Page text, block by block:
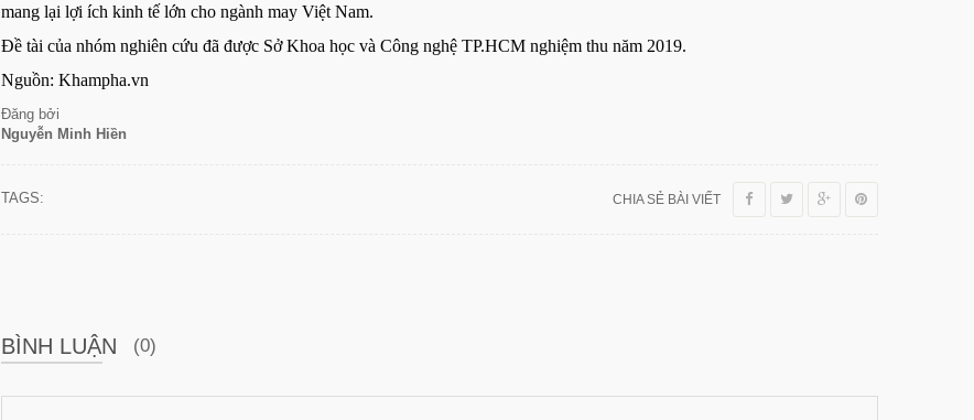
mang lại lợi ích kinh tế lớn cho ngành may Việt Nam.
Đề tài của nhóm nghiên cứu đã được Sở Khoa học và Công nghệ TP.HCM nghiệm thu năm 2019.
Nguồn: Khampha.vn
Đăng bởi
Nguyễn Minh Hiền
TAGS: CHIA SẺ BÀI VIẾT
BÌNH LUẬN (0)